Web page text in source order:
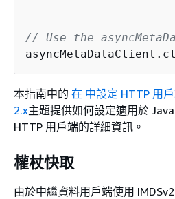
// Use the
本指南中的 在 中設定 HTTP 用
2.x主題提供如何設定適用於
HTTP 用戶端的詳細資訊。
權杖快取
由於中繼資料用戶端使用